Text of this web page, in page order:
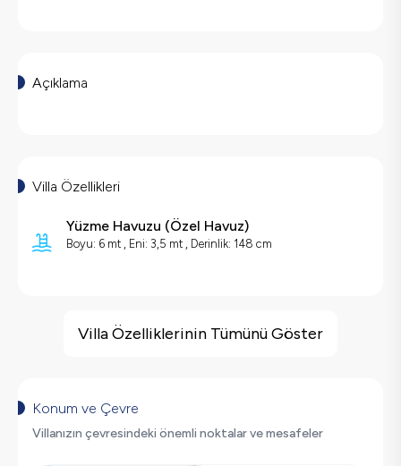
Açıklama
Villa Özellikleri
Yüzme Havuzu (Özel Havuz)
Boyu: 6 mt , Eni: 3,5 mt , Derinlik: 148 cm
Barbekü
Salıncak
Saç Kurutma Makinası
Villa Özelliklerinin Tümünü Göster
Konum ve Çevre
Villanızın çevresindeki önemli noktalar ve mesafeler